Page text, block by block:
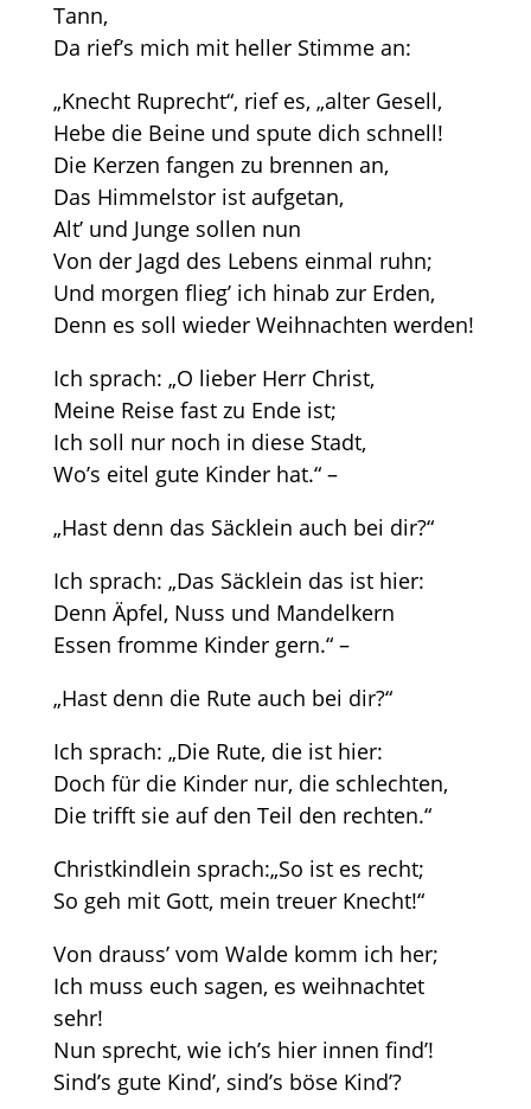
Tann,
Da rief’s mich mit heller Stimme an:
„Knecht Ruprecht“, rief es, „alter Gesell,
Hebe die Beine und spute dich schnell!
Die Kerzen fangen zu brennen an,
Das Himmelstor ist aufgetan,
Alt’ und Junge sollen nun
Von der Jagd des Lebens einmal ruhn;
Und morgen flieg’ ich hinab zur Erden,
Denn es soll wieder Weihnachten werden!
Ich sprach: „O lieber Herr Christ,
Meine Reise fast zu Ende ist;
Ich soll nur noch in diese Stadt,
Wo’s eitel gute Kinder hat.“ –
„Hast denn das Säcklein auch bei dir?“
Ich sprach: „Das Säcklein das ist hier:
Denn Äpfel, Nuss und Mandelkern
Essen fromme Kinder gern.“ –
„Hast denn die Rute auch bei dir?“
Ich sprach: „Die Rute, die ist hier:
Doch für die Kinder nur, die schlechten,
Die trifft sie auf den Teil den rechten.“
Christkindlein sprach:„So ist es recht;
So geh mit Gott, mein treuer Knecht!“
Von drauss’ vom Walde komm ich her;
Ich muss euch sagen, es weihnachtet
sehr!
Nun sprecht, wie ich’s hier innen find’!
Sind’s gute Kind’, sind’s böse Kind’?